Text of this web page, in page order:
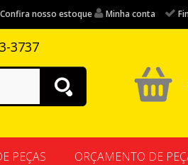
Confira nosso estoque Minha conta
3737
PEÇAS ORÇAMENTO DE